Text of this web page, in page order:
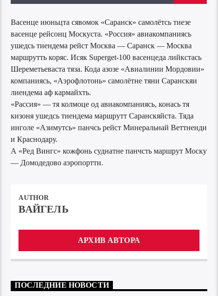
Васенце июньцта сявомок «Саранск» самолётсь тиезе
васенце рейсонц Москуста. «Россия» авиакомпаниясь
ушедсь тиендема рейст Москва — Саранск — Москва
маршрутть коряс. Исяк Superget-100 васенцеда лийкстась
Шереметьеваста тяза. Кода азозе «Авиалинии Мордовии»
компаниясь, «Аэрофлотонь» самолётне тяни Саранскяи
лиендема аф кармайхть.
«Рассия» — тя колмоце од авиакомпаниясь, конась тя
кизоня ушедсь тиендема маршрутт Саранскяйста. Тяда
инголе «Азимутсь» панчсь рейст Минеральнай Веттненди
и Краснодару.
А «Ред Вингс» кожфонь суднатне панчсть маршрут Моску
— Домодедово аэропортти.
AUTHOR
ВАЙГЕЛЬ
АРХИВ АВТОРА
ПОСЛЕДНИЕ НОВОСТИ